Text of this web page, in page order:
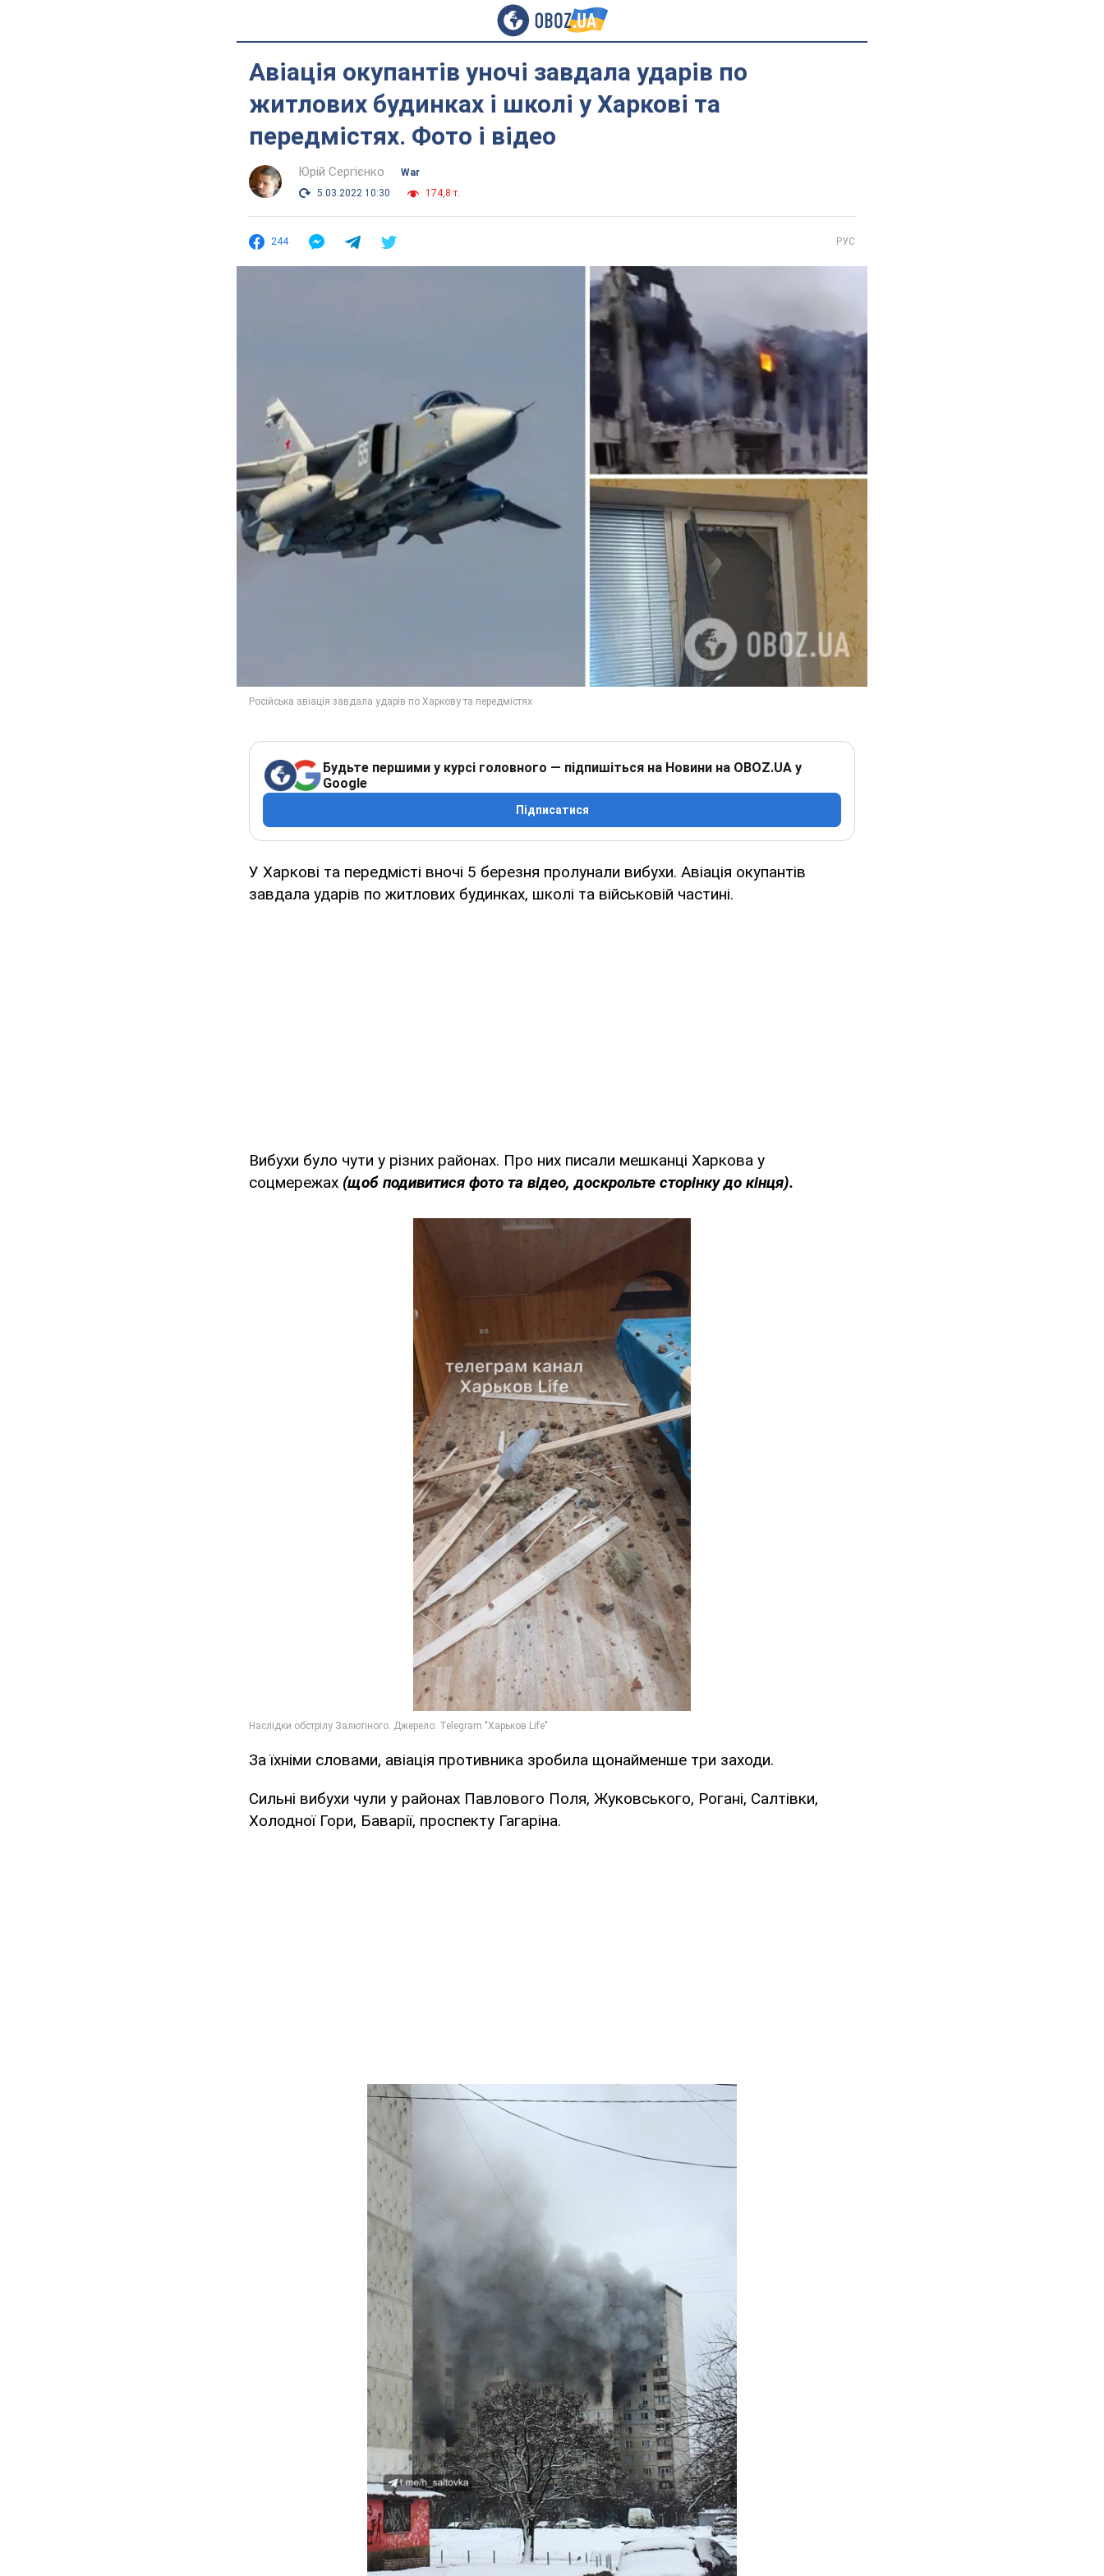
Авіація окупантів уночі завдала ударів по
житлових будинках і школі у Харкові та
передмістях. Фото і відео
Юрій Сергієнко
War
5.03.2022 10:30
174,8 т.
244 РУС
Будьте першими у курсі головного — підпишіться на Новини на OBOZ.UA у
Google
Підписатися
У Харкові та передмісті вночі 5 березня пролунали вибухи. Авіація окупантів
завдала ударів по житлових будинках, школі та військовій частині.
Вибухи було чути у різних районах. Про них писали мешканці Харкова у
соцмережах (щоб подивитися фото та відео, доскрольте сторінку до кінця).
За їхніми словами, авіація противника зробила щонайменше три заходи.
Сильні вибухи чули у районах Павлового Поля, Жуковського, Рогані, Салтівки,
Холодної Гори, Баварії, проспекту Гагаріна.